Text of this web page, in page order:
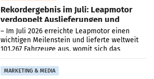
Rekordergebnis im Juli: Leapmotor
verdoppelt Auslieferungen und
überschreitet die 100.000er-Marke
– Im Juli 2026 erreichte Leapmotor einen
wichtigen Meilenstein und lieferte weltweit
101.267 Fahrzeuge aus, womit sich das
Ergebnis gegenüber Juli 2025 mehr als
verdoppelte (+102
MARKETING & MEDIA